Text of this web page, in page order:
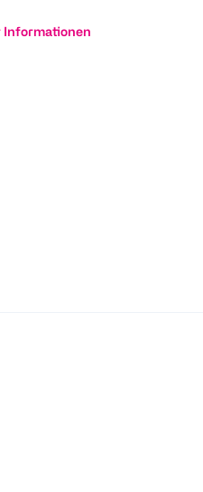
Informationen